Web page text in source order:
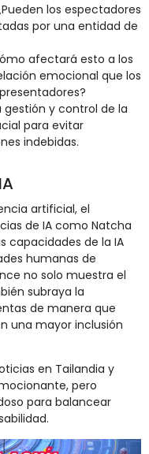
los espectadores
por una entidad de
afectará esto a los
emocional que los
gestión y control de la
para evitar
indebidas.
artificial, el
de IA como Natcha
capacidades de la IA
humanas de
no solo muestra el
subraya la
de manera que
una mayor inclusión
en Tailandia y
pero
para balancear